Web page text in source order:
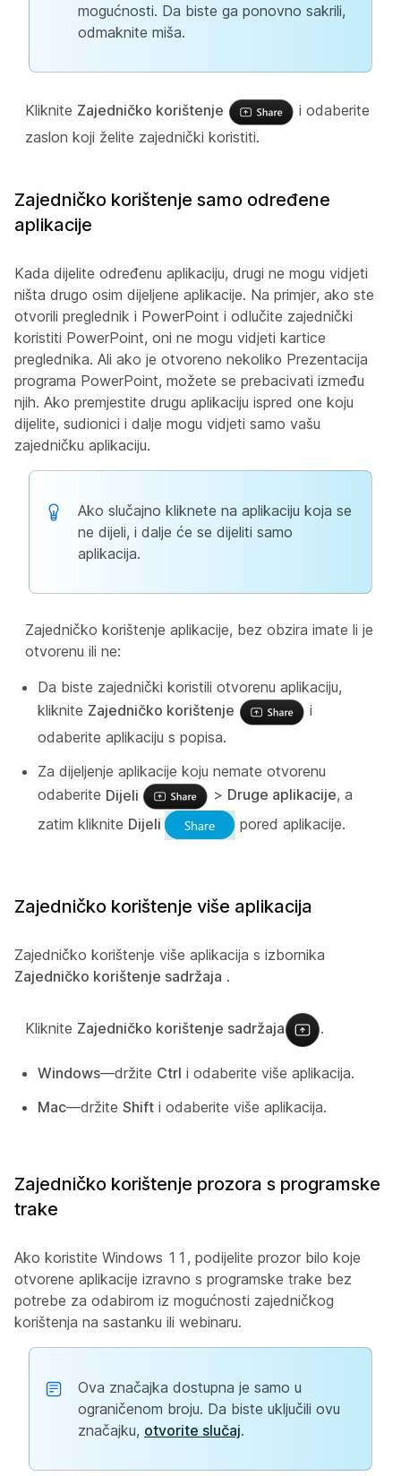
mogućnosti. Da biste ga ponovno sakrili,
odmaknite miša.
Kliknite Zajedničko korištenje
i odaberite
zaslon koji želite zajednički koristiti.
Zajedničko korištenje samo određene
aplikacije
Kada dijelite određenu aplikaciju, drugi ne mogu vidjeti
ništa drugo osim dijeljene aplikacije. Na primjer, ako ste
otvorili preglednik i PowerPoint i odlučite zajednički
koristiti PowerPoint, oni ne mogu vidjeti kartice
preglednika. Ali ako je otvoreno nekoliko Prezentacija
programa PowerPoint, možete se prebacivati između
njih. Ako premjestite drugu aplikaciju ispred one koju
dijelite, sudionici i dalje mogu vidjeti samo vašu
zajedničku aplikaciju.
Ako slučajno kliknete na aplikaciju koja se
ne dijeli, i dalje će se dijeliti samo
aplikacija.
Zajedničko korištenje aplikacije, bez obzira imate li je
otvorenu ili ne:
Da biste zajednički koristili otvorenu aplikaciju,
kliknite Zajedničko korištenje
i
odaberite aplikaciju s popisa.
Za dijeljenje aplikacije koju nemate otvorenu
odaberite Dijeli > Druge aplikacije, a
zatim kliknite Dijeli pored aplikacije.
Zajedničko korištenje više aplikacija
Zajedničko korištenje više aplikacija s izbornika
Zajedničko korištenje sadržaja .
Kliknite Zajedničko korištenje sadržaja .
Windows—držite Ctrl i odaberite više aplikacija.
Mac—držite Shift i odaberite više aplikacija.
Zajedničko korištenje prozora s programske
trake
Ako koristite Windows 11, podijelite prozor bilo koje
otvorene aplikacije izravno s programske trake bez
potrebe za odabirom iz mogućnosti zajedničkog
korištenja na sastanku ili webinaru.
Ova značajka dostupna je samo u
ograničenom broju. Da biste uključili ovu
značajku, otvorite slučaj.